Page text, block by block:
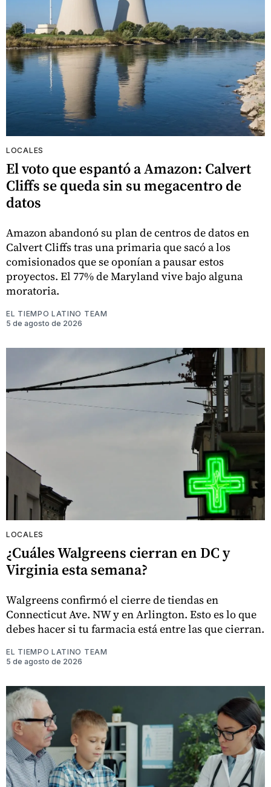
LOCALES
El voto que espantó a Amazon: Calvert
Cliffs se queda sin su megacentro de
datos
Amazon abandonó su plan de centros de datos en
Calvert Cliffs tras una primaria que sacó a los
comisionados que se oponían a pausar estos
proyectos. El 77% de Maryland vive bajo alguna
moratoria.
EL TIEMPO LATINO TEAM
5 de agosto de 2026
LOCALES
¿Cuáles Walgreens cierran en DC y
Virginia esta semana?
Walgreens confirmó el cierre de tiendas en
Connecticut Ave. NW y en Arlington. Esto es lo que
debes hacer si tu farmacia está entre las que cierran.
EL TIEMPO LATINO TEAM
5 de agosto de 2026